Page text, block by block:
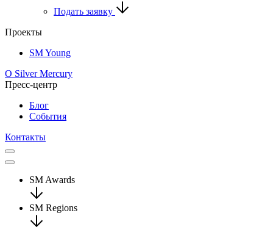
Подать заявку
Проекты
SM Young
О Silver Mercury
Пресс-центр
Блог
События
Контакты
SM Awards
SM Regions